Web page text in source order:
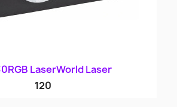
LaserWorld Laser
120